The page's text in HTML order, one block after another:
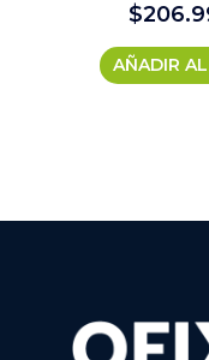
$
AÑADIR